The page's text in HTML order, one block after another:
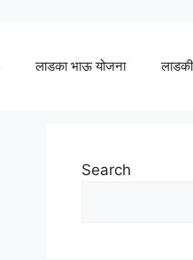
लाडका भाऊ योजना
Search